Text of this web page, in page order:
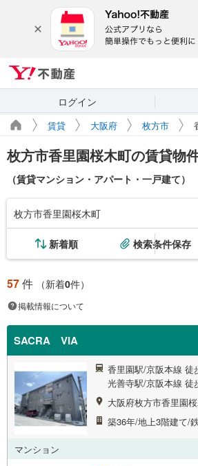
ログイン
賃貸 大阪府 枚方市
枚方市香里園桜木町の賃貸物
（賃貸マンション・アパート・一戸建て）
枚方市香里園桜木町
新着順 検索条件保存
57件 （新着0件）
掲載情報について
SACRA VIA
香里園駅/京阪本線 徒
光善寺駅/京阪本線 徒
大阪府枚方市香里園
築36年/地上3階建て/
マンション